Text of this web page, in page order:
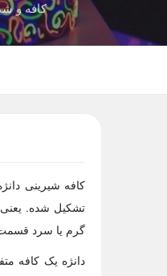
کافه و
کافه شیرینی
تشکیل شده. یعنی
گرم یا سرد
دانژه یک کافه